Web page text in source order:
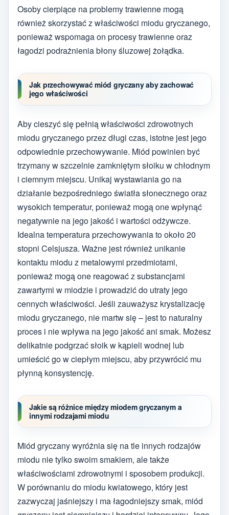
Osoby cierpiące na problemy trawienne mogą
również skorzystać z właściwości miodu gryczanego,
ponieważ wspomaga on procesy trawienne oraz
łagodzi podrażnienia błony śluzowej żołądka.
Jak przechowywać miód gryczany aby zachować
jego właściwości
Aby cieszyć się pełnią właściwości zdrowotnych
miodu gryczanego przez długi czas, istotne jest jego
odpowiednie przechowywanie. Miód powinien być
trzymany w szczelnie zamkniętym słoiku w chłodnym
i ciemnym miejscu. Unikaj wystawiania go na
działanie bezpośredniego światła słonecznego oraz
wysokich temperatur, ponieważ mogą one wpłynąć
negatywnie na jego jakość i wartości odżywcze.
Idealna temperatura przechowywania to około 20
stopni Celsjusza. Ważne jest również unikanie
kontaktu miodu z metalowymi przedmiotami,
ponieważ mogą one reagować z substancjami
zawartymi w miodzie i prowadzić do utraty jego
cennych właściwości. Jeśli zauważysz krystalizację
miodu gryczanego, nie martw się – jest to naturalny
proces i nie wpływa na jego jakość ani smak. Możesz
delikatnie podgrzać słoik w kąpieli wodnej lub
umieścić go w ciepłym miejscu, aby przywrócić mu
płynną konsystencję.
Jakie są różnice między miodem gryczanym a
innymi rodzajami miodu
Miód gryczany wyróżnia się na tle innych rodzajów
miodu nie tylko swoim smakiem, ale także
właściwościami zdrowotnymi i sposobem produkcji.
W porównaniu do miodu kwiatowego, który jest
zazwyczaj jaśniejszy i ma łagodniejszy smak, miód